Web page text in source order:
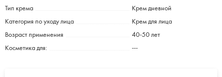
Тип крема Крем дневной
Категория по уходу лица Крем для лица
Возраст применения 40-50 лет
Косметика для: ---